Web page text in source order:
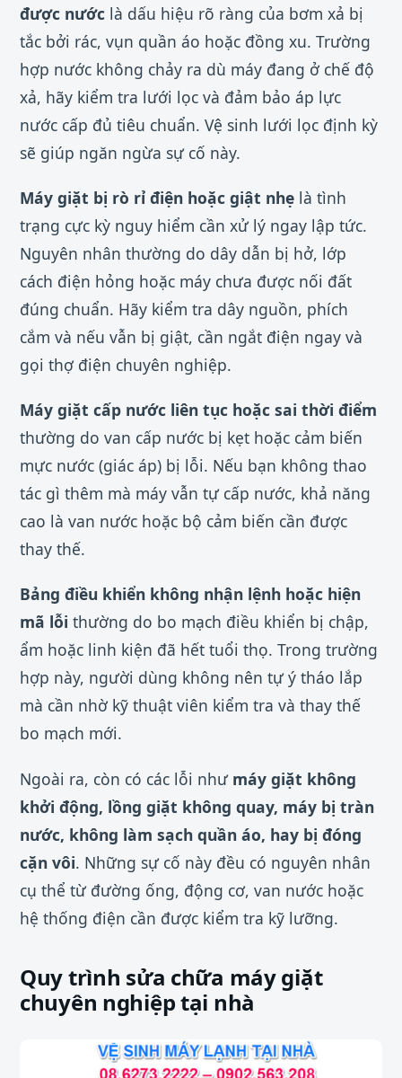
được nước là dấu hiệu rõ ràng của bơm xả bị
tắc bởi rác, vụn quần áo hoặc đồng xu. Trường
hợp nước không chảy ra dù máy đang ở chế độ
xả, hãy kiểm tra lưới lọc và đảm bảo áp lực
nước cấp đủ tiêu chuẩn. Vệ sinh lưới lọc định kỳ
sẽ giúp ngăn ngừa sự cố này.
Máy giặt bị rò rỉ điện hoặc giật nhẹ là tình
trạng cực kỳ nguy hiểm cần xử lý ngay lập tức.
Nguyên nhân thường do dây dẫn bị hở, lớp
cách điện hỏng hoặc máy chưa được nối đất
đúng chuẩn. Hãy kiểm tra dây nguồn, phích
cắm và nếu vẫn bị giật, cần ngắt điện ngay và
gọi thợ điện chuyên nghiệp.
Máy giặt cấp nước liên tục hoặc sai thời điểm
thường do van cấp nước bị kẹt hoặc cảm biến
mực nước (giác áp) bị lỗi. Nếu bạn không thao
tác gì thêm mà máy vẫn tự cấp nước, khả năng
cao là van nước hoặc bộ cảm biến cần được
thay thế.
Bảng điều khiển không nhận lệnh hoặc hiện
mã lỗi thường do bo mạch điều khiển bị chập,
ẩm hoặc linh kiện đã hết tuổi thọ. Trong trường
hợp này, người dùng không nên tự ý tháo lắp
mà cần nhờ kỹ thuật viên kiểm tra và thay thế
bo mạch mới.
Ngoài ra, còn có các lỗi như máy giặt không
khởi động, lồng giặt không quay, máy bị tràn
nước, không làm sạch quần áo, hay bị đóng
cặn vôi. Những sự cố này đều có nguyên nhân
cụ thể từ đường ống, động cơ, van nước hoặc
hệ thống điện cần được kiểm tra kỹ lưỡng.
Quy trình sửa chữa máy giặt
chuyên nghiệp tại nhà